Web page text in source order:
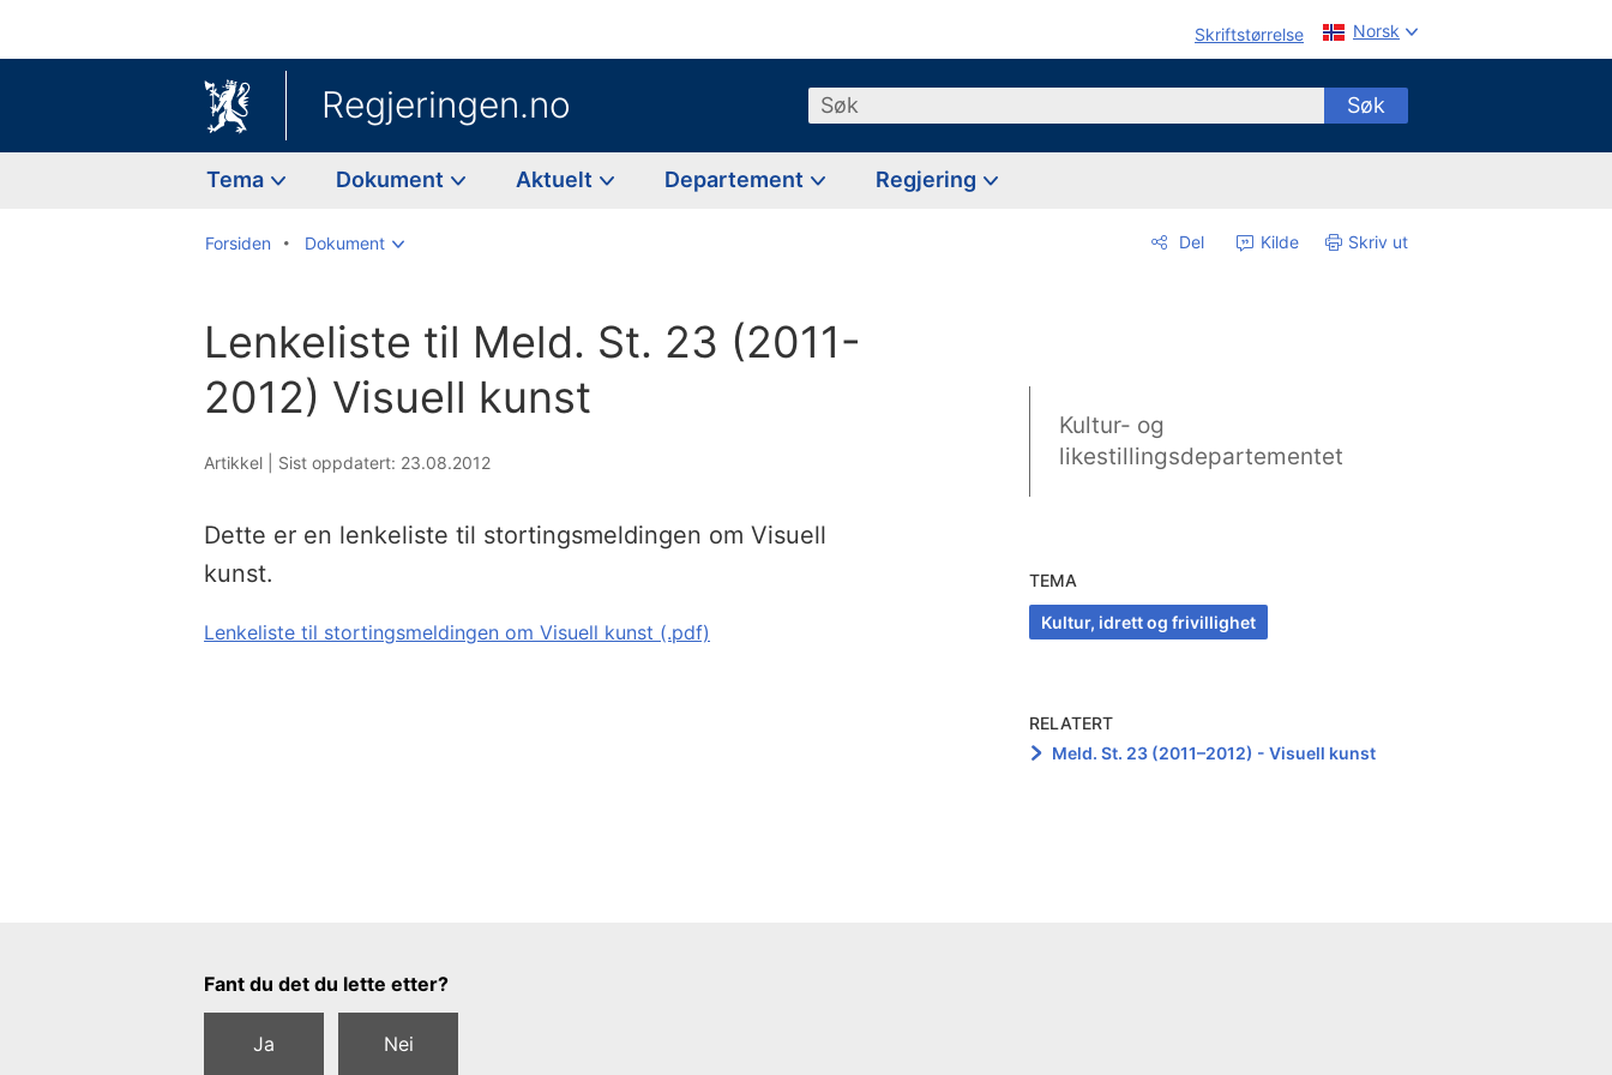
Skriftstørrelse Norsk
Regjeringen.no Søk Søk
Tema Dokument Aktuelt Departement Regjering
Forsiden Dokument Del Kilde Skriv ut
Lenkeliste til Meld. St. 23 (2011-
2012) Visuell kunst
Artikkel | Sist oppdatert: 23.08.2012
Dette er en lenkeliste til stortingsmeldingen om Visuell
kunst.
Lenkeliste til stortingsmeldingen om Visuell kunst (.pdf)
Kultur- og
likestillingsdepartementet
TEMA
Kultur, idrett og frivillighet
RELATERT
Meld. St. 23 (2011–2012) - Visuell kunst
Tilbakemeldingsskjema
Fant du det du lette etter?
Ja Nei